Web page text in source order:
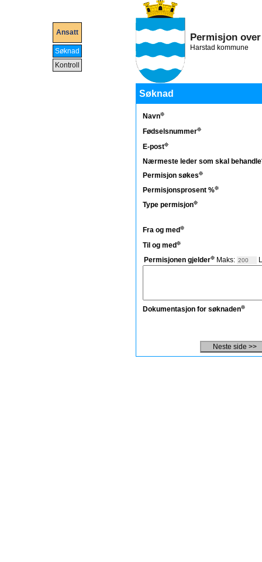
Ansatt
Søknad
Kontroll
Permisjon
Harstad kommune
Søknad
Navn
Fødselsnummer
E-post
Nærmeste leder som skal behandle
Permisjon søkes
Permisjonsprosent %
Type permisjon
Fra og med
Til og med
Permisjonen gjelder
Maks:
Dokumentasjon for søknaden